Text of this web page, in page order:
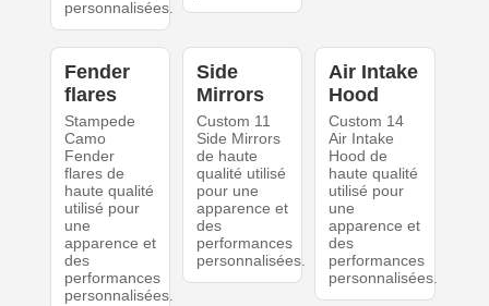
personnalisées.
Fender
flares
Stampede
Camo
Fender
flares de
haute qualité
utilisé pour
une
apparence et
des
performances
personnalisées.
Side
Mirrors
Custom 11
Side Mirrors
de haute
qualité utilisé
pour une
apparence et
des
performances
personnalisées.
Air Intake
Hood
Custom 14
Air Intake
Hood de
haute qualité
utilisé pour
une
apparence et
des
performances
personnalisées.